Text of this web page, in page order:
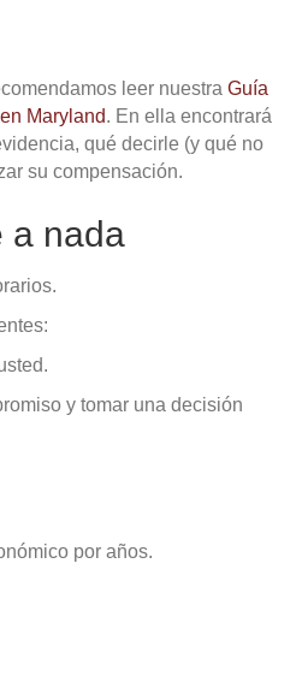
leer nuestra Guía
Maryland. En ella encontrará
qué decirle (y qué no
su compensación.
a nada
y tomar una decisión
por años.